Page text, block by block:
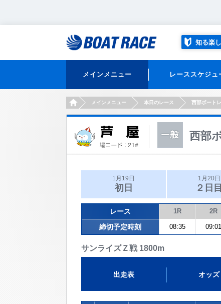
知る楽
メインメニュー レーススケジュ
HOMEメインメニュー 本日のレース 西部ボート
西部
1月19日
初日
1月20日
２日目
レース 1R 2R
締切予定時刻 08:35 09:01
サンライズＺ戦 1800m
出走表 オッズ